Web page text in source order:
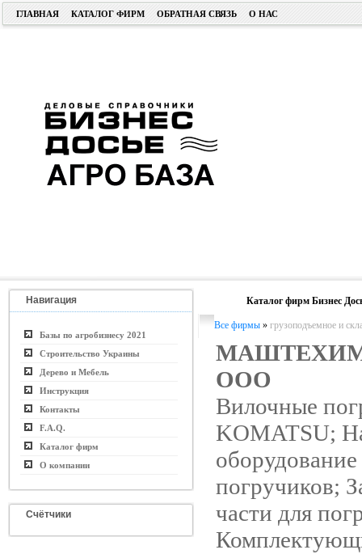
ГЛАВНАЯ КАТАЛОГ ФИРМ ОБРАТНАЯ СВЯЗЬ О НАС
Навигация
Базы по агробизнесу 2021
Строительство Украины
Дерево и Мебель
Инструкция
Контакты
F.A.Q.
Каталог фирм
О компании
Счётчики
Каталог фирм Бизнес
Все фирмы » грузоподъемное и
ООО
Вилочные
KOMATSU;
погручиков;
части для